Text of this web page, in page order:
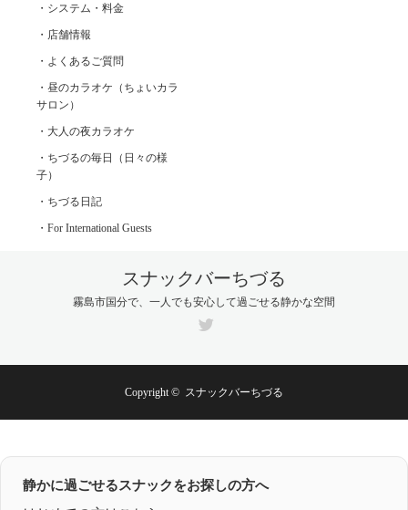
・システム・料金
・店舗情報
・よくあるご質問
・昼のカラオケ（ちょいカラ
サロン）
・大人の夜カラオケ
・ちづるの毎日（日々の様
子）
・ちづる日記
・For International Guests
スナックバーちづる
霧島市国分で、一人でも安心して過ごせる静かな空間
Copyright © スナックバーちづる
静かに過ごせるスナックをお探しの方へ